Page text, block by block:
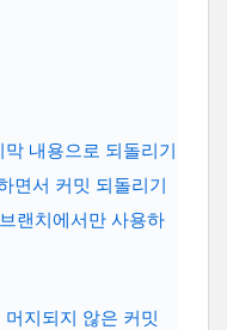
내용으로 되돌리기
면서 커밋 되돌리기
랜치에서만 사용하
지되지 않은 커밋